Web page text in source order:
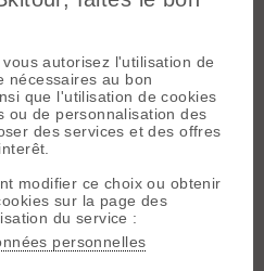
Aller à la page :1 2 Suivante
Chercher Archives
2020 14:01
on peut lire sur un écriteau à
fond que seuls les usagers
piétons et raquettes sont
faute de quoi ils seraient
de journalière de 12€.
raquettes ne sont pas
autorisez l'utilisation de
nécessaires au bon
que l'utilisation de cookies
ou de personnalisation des
des services et des offres
modifier ce choix ou obtenir
sur la page des
du service :
personnelles